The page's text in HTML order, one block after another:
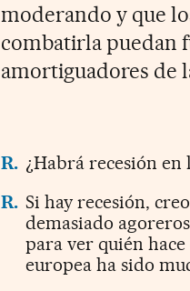
moderando y que
combatirla puedan
amortiguadores de
R. ¿Habrá recesión
R. Si hay recesión,
demasiado
para ver quién
europea ha sido